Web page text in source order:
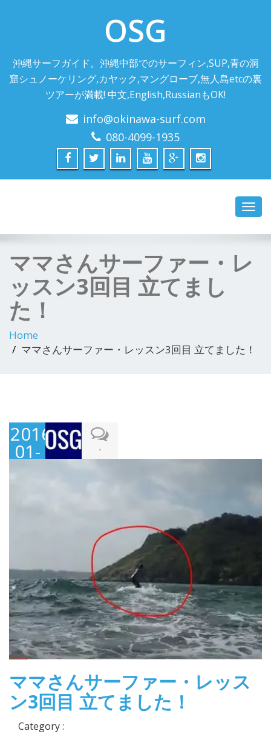
OSG
沖縄サーフガイド。沖縄中部でのサーフィン,SUP,青の洞
窟シュノーケリング,カヤック,マングローブ,無人島etcの裏
ツアーが満載! 中文,English,RussianもOK!
info@okinawa-surf.com
080-4099-1935
ママさんサーファー・レ
ッスン3回目 立てまし
た！
Home
ママさんサーファー・レッスン3回目 立てました！
2016-
01- -
ママさんサーファー・レッス
ン3回目 立てました！
Category :